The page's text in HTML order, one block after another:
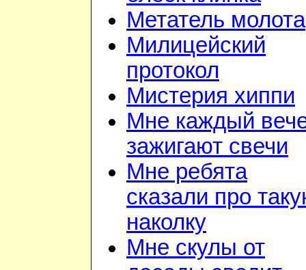
Метатель молота
Милицейский
протокол
Мистерия хиппи
Мне каждый
зажигают свечи
Мне ребята
сказали про
наколку
Мне скулы от